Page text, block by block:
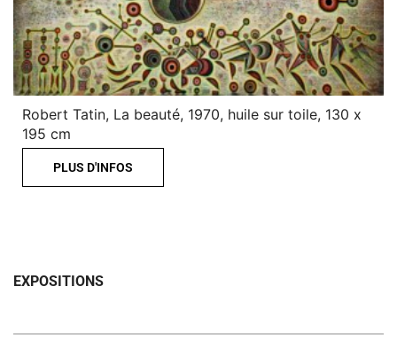
Robert Tatin, La beauté, 1970, huile sur toile, 130 x
195 cm
PLUS D'INFOS
EXPOSITIONS